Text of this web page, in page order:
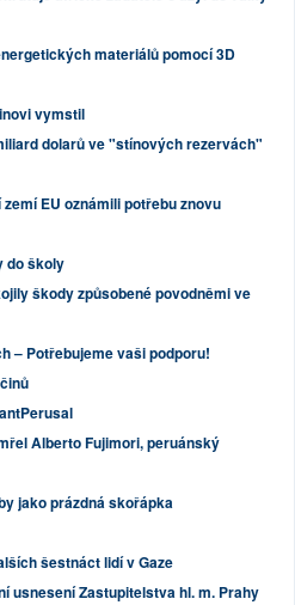
materiálů pomocí 3D
vymstil
dolarů ve "stínových rezervách"
EU oznámili potřebu znovu
do školy
škody způsobené povodněmi ve
– Potřebujeme vaši podporu!
Alberto Fujimori, peruánský
jako prázdná skořápka
šestnáct lidí v Gaze
usnesení Zastupitelstva hl. m. Prahy